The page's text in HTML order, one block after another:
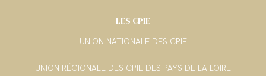
LES CPIE
UNION NATIONALE DES CPIE
UNION RÉGIONALE DES CPIE DES PAYS DE LA LOIRE